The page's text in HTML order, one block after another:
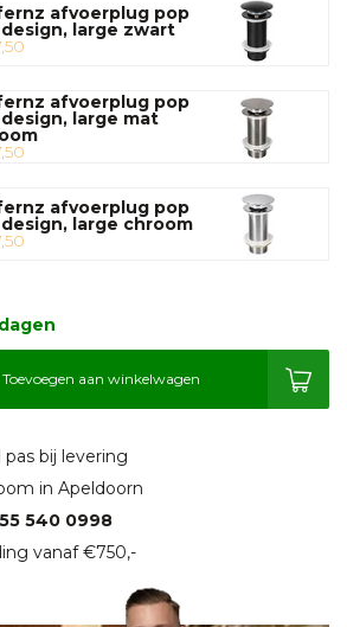
afvoerplug pop
large zwart
afvoerplug pop
large mat
afvoerplug pop
large chroom
Toevoegen aan winkelwagen
bij levering
in Apeldoorn
55 540 0998
vanaf €750,-